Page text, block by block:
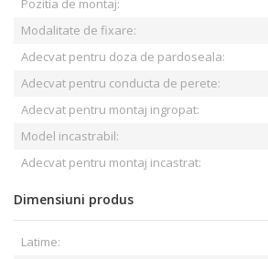
Pozitia de montaj:
Modalitate de fixare:
Adecvat pentru doza de pardoseala:
Adecvat pentru conducta de perete:
Adecvat pentru montaj ingropat:
Model incastrabil:
Adecvat pentru montaj incastrat:
Dimensiuni produs
Latime: